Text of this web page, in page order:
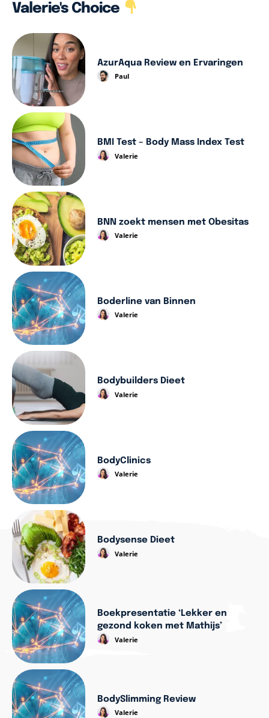
Valerie's Choice
AzurAqua Review en Ervaringen
Paul
BMI Test – Body Mass Index Test
Valerie
BNN zoekt mensen met Obesitas
Valerie
Boderline van Binnen
Valerie
Bodybuilders Dieet
Valerie
BodyClinics
Valerie
Bodysense Dieet
Valerie
Boekpresentatie ‘Lekker en
gezond koken met Mathijs’
Valerie
BodySlimming Review
Valerie